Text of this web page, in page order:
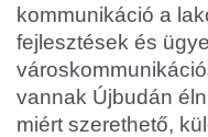
kommunikáció a
fejlesztések és
vannak Újbudán
miért szerethető,